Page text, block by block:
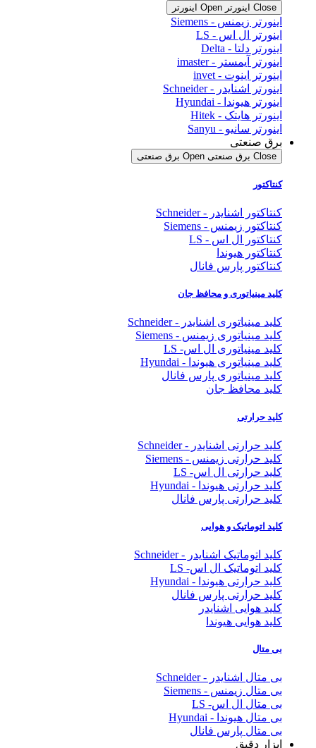
Close اینورتر Open اینورتر
اینورتر زیمنس - Siemens
اینورتر ال اس - LS
اینورتر دلتا - Delta
اینورتر آیمستر - imaster
اینورتر اینوت - invet
اینورتر اشنایدر - Schneider
اینورتر هیوندا - Hyundai
اینورتر هایتک - Hitek
اینورتر سانیو - Sanyu
برق صنعتی
Close برق صنعتی Open برق صنعتی
کنتاکتور
کنتاکتور اشنایدر - Schneider
کنتاکتور زیمنس - Siemens
کنتاکتور ال اس - LS
کنتاکتور هیوندا
کنتاکتور پارس فانال
کلید مینیاتوری و محافظ جان
کلید مینیاتوری اشنایدر - Schneider
کلید مینیاتوری زیمنس - Siemens
کلید مینیاتوری ال اس- LS
کلید مینیاتوری هیوندا - Hyundai
کلید مینیاتوری پارس فانال
کلید محافظ جان
کلید حرارتی
کلید حرارتی اشنایدر - Schneider
کلید حرارتی زیمنس - Siemens
کلید حرارتی ال اس- LS
کلید حرارتی هیوندا - Hyundai
کلید حرارتی پارس فانال
کلید اتوماتیک و هوایی
کلید اتوماتیک اشنایدر - Schneider
کلید اتوماتیک ال اس- LS
کلید حرارتی هیوندا - Hyundai
کلید حرارتی پارس فانال
کلید هوایی اشنایدر
کلید هوایی هیوندا
بی متال
بی متال اشنایدر - Schneider
بی متال زیمنس - Siemens
بی متال ال اس- LS
بی متال هیوندا - Hyundai
بی متال پارس فانال
ابزار دقیق